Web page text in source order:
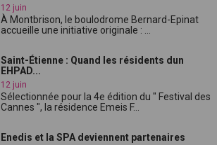
12 juin
À Montbrison, le boulodrome Bernard-Epinat
accueille une initiative originale : ...
Saint-Étienne : Quand les résidents dun
EHPAD...
12 juin
Sélectionnée pour la 4e édition du " Festival des
Cannes ", la résidence Emeis F...
Enedis et la SPA deviennent partenaires